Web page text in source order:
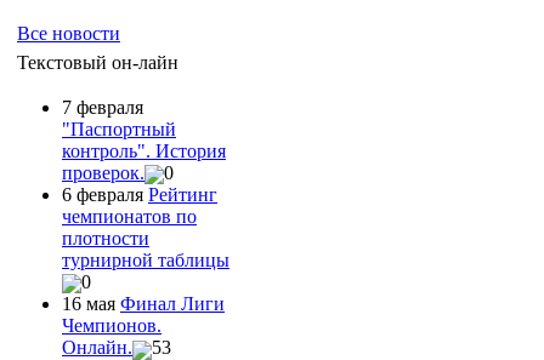
Все новости
Текстовый он-лайн
7 февраля
"Паспортный
контроль". История
проверок.
0
6 февраля Рейтинг
чемпионатов по
плотности
турнирной таблицы
0
16 мая Финал Лиги
Чемпионов.
Онлайн.
53